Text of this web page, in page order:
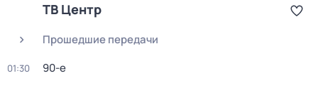
ТВ Центр
Прошедшие передачи
01:30 90-е